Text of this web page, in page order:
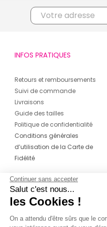
INFOS PRATIQUES
Retours et remboursements
Suivi de commande
Livraisons
Guide des tailles
Politique de confidentialité
Conditions générales
d’utilisation de la Carte de
Fidélité
CONTACT
04 42 20 78 42
Du lundi au jeudi de 8h30 à 16h30 & le
Continuer sans accepter
Salut c'est nous...
les Cookies !
On a attendu d'être sûrs que le